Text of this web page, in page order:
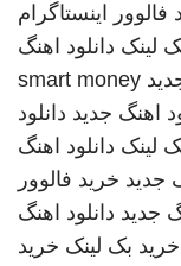
فالوور اینستاگرام
لینک دانلود اهنگ
smart money
اهنگ جدید دانلود
لینک دانلود اهنگ
جدید خرید فالوور
جدید دانلود اهنگ
خرید بک لینک خرید